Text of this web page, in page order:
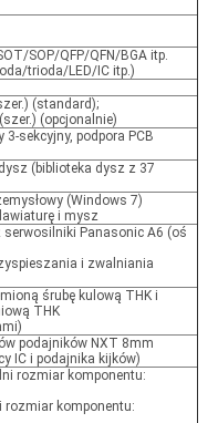
SOP/QFP/QFN/BGA itp.
trioda/LED/IC itp.)
(standard);
(opcjonalnie)
sekcyjny, podpora PCB
(biblioteka dysz z 37
(Windows 7)
i mysz
serwosilniki Panasonic A6 (oś
i zwalniania
śrubę kulową THK i
THK
podajników NXT 8mm
IC i podajnika kijków)
rozmiar komponentu:
rozmiar komponentu: